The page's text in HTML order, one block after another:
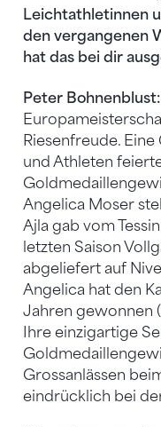
Leichtathletinnen
den vergangenen
hat das bei dir
Peter Bohnenblust:
Riesenfreude.
und Athleten
Angelica Moser
Ajla gab vom
letzten Saison
abgeliefert auf
Angelica hat den
Jahren gewonnen
Ihre einzigartige
Grossanlässen
eindrücklich bei